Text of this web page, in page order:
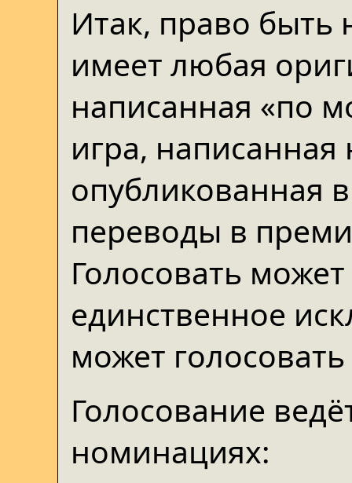
Итак, право
имеет любая
написанная «по
игра, написанная
опубликованная
переводы в
Голосовать
единственное
может
Голосование
номинациях: